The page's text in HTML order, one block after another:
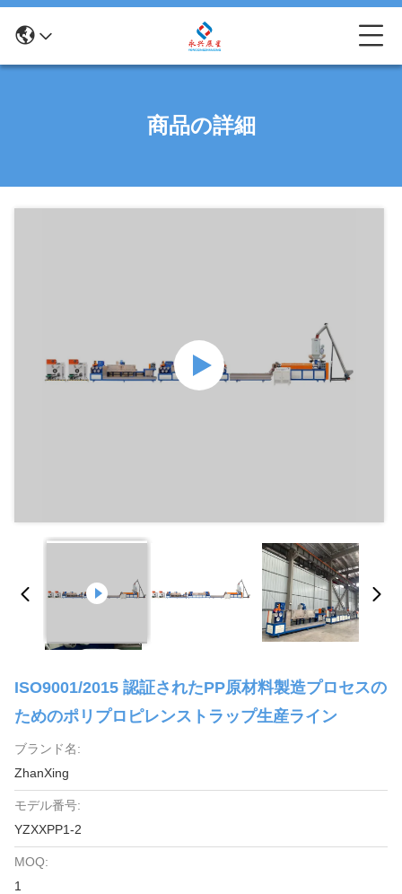
商品の詳細
ISO9001/2015 認証されたPP原材料製造プロセスの
ためのポリプロピレンストラップ生産ライン
ブランド名:
ZhanXing
モデル番号:
YZXXPP1-2
MOQ:
1